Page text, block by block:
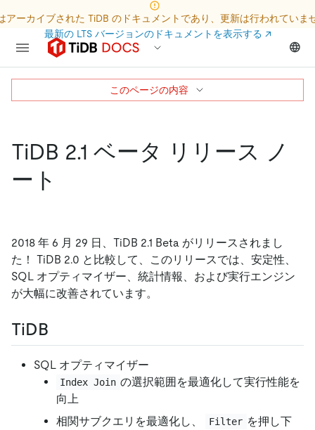
アーカイブされた TiDB のドキュメントであり、更新は行われていま
最新の LTS バージョンのドキュメントを表示する ↗
TiDB 2.1 ベータ リリース ノ
ート
2018 年 6 月 29 日、TiDB 2.1 Beta がリリースされまし
た！ TiDB 2.0 と比較して、このリリースでは、安定性、
SQL オプティマイザー、統計情報、および実行エンジン
が大幅に改善されています。
TiDB
SQL オプティマイザー
Index Join の選択範囲を最適化して実行性能を
向上
相関サブクエリを最適化し、
Filter を押し下
このページの内容